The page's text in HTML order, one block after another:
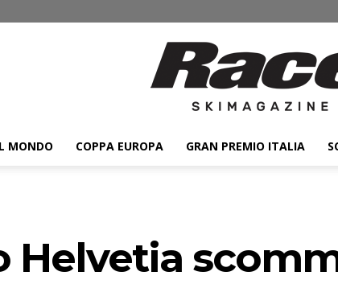
ski
MONDO COPPA EUROPA GRAN PREMIO ITALIA
Helvetia